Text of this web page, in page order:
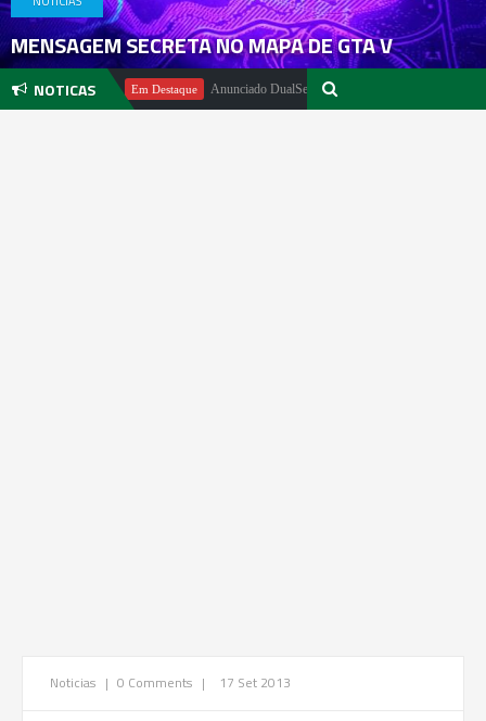
MENSAGEM SECRETA NO MAPA DE GTA V
NOTICAS
Pachter Em Destaque Anunciado DualSense The Last of Us Limited Edition
Noticias | 0 Comments | 17 Set 2013